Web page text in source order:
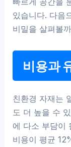
있습니다. 다음
비밀을 살펴볼
비용과
친환경 자재는
도 더 높을 수
에 다소 부담이
비용이 평균